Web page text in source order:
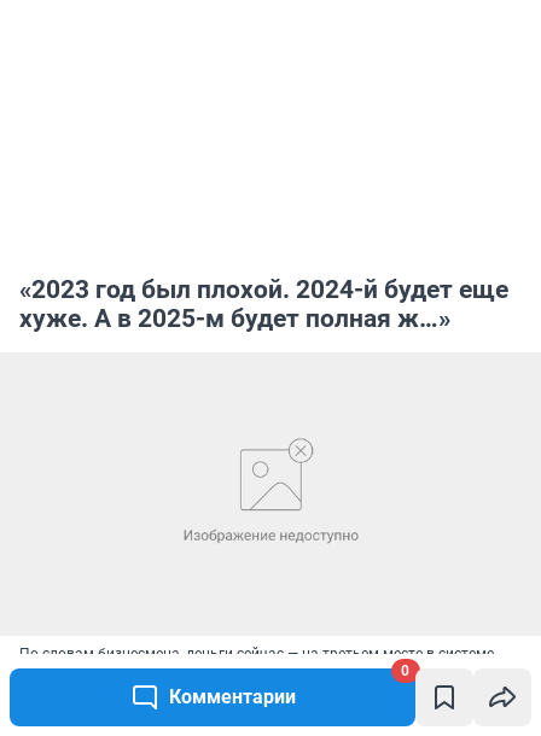
Комментарии
0
«2023 год был плохой. 2024-й будет еще
хуже. А в 2025-м будет полная ж…»
По словам бизнесмена, деньги сейчас — на третьем месте в системе
ценностей сотрудника
Алексей Волхонский / V1.RU